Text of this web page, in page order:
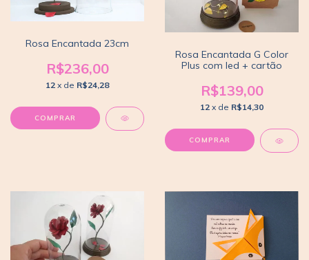
Rosa Encantada 23cm
R$236,00
12 x de R$24,28
Rosa Encantada G Color
Plus com led + cartão
R$139,00
12 x de R$14,30
COMPRAR